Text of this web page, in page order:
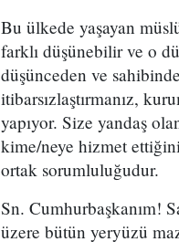
Bu ülkede yaşayan
farklı düşünebilir ve o
düşünceden ve
itibarsızlaştırmanız,
yapıyor. Size yandaş
kime/neye hizmet
ortak sorumluluğudur.
Sn. Cumhurbaşkanım!
üzere bütün yeryüzü